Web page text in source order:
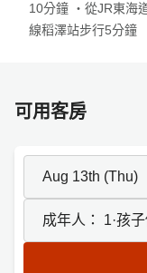
10分鐘 ・從JR東海
線稻澤站步行5分鐘
可用客房
Aug 13th (Thu)
成年人： 1·孩